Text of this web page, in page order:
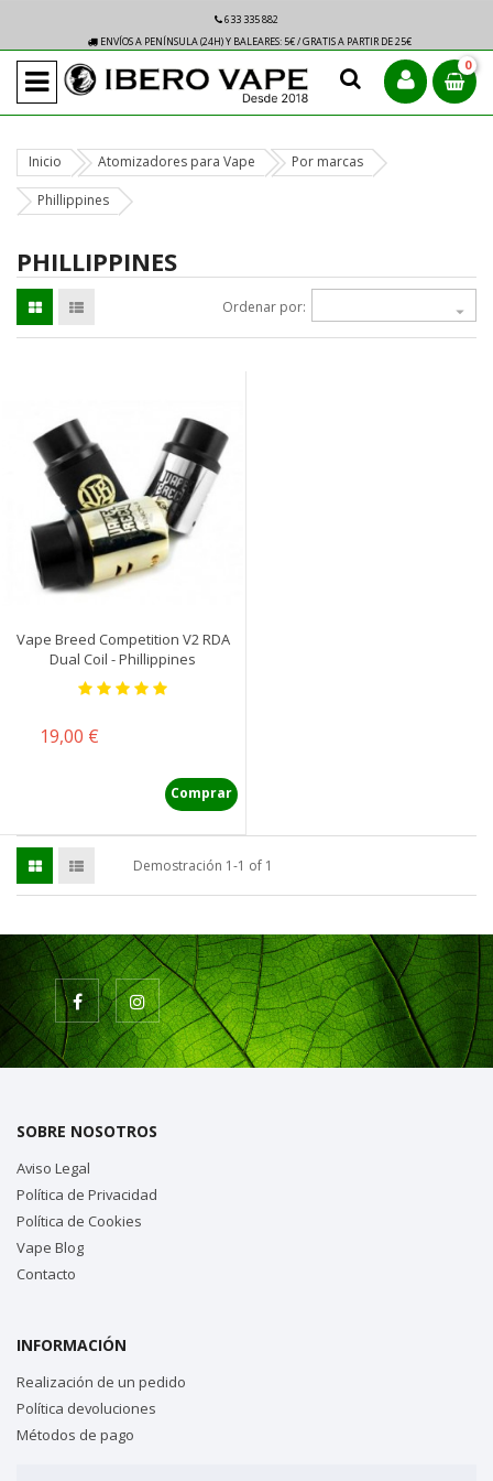
633 335 882
ENVÍOS A PENÍNSULA (24H) Y BALEARES: 5€ / GRATIS A PARTIR DE 25€
0
Inicio Atomizadores para Vape Por marcas
Phillippines
PHILLIPPINES
Ordenar por: 
Vape Breed Competition V2 RDA
Dual Coil - Phillippines
Precio
19,00 €
Comprar
Demostración 1-1 of 1
SOBRE NOSOTROS
Aviso Legal
Política de Privacidad
Política de Cookies
Vape Blog
Contacto
INFORMACIÓN
Realización de un pedido
Política devoluciones
Métodos de pago